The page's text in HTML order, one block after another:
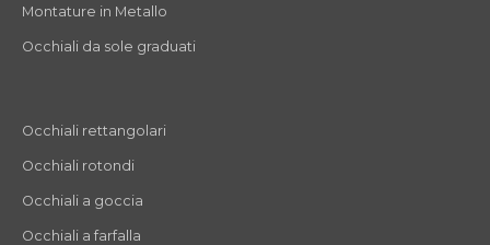
Montature in Metallo
Occhiali da sole graduati
Occhiali rettangolari
Occhiali rotondi
Occhiali a goccia
Occhiali a farfalla